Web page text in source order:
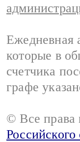
Ежедневная
которые в
счетчика
графе
© Все права